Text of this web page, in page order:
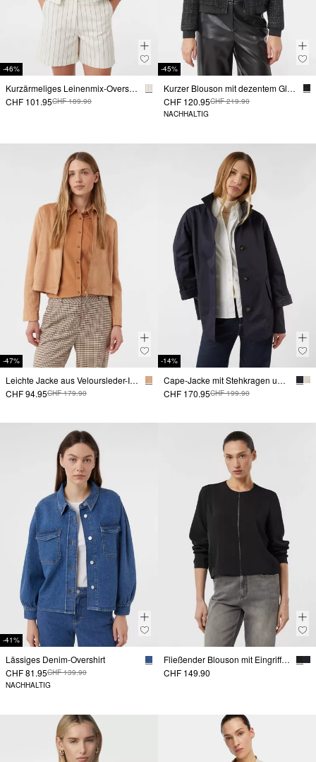
-46%
Kurzärmeliges Leinenmix-Overshirt im Boxy Fit
CHF 101.95CHF 189.90
-45%
Kurzer Blouson mit dezentem Glitzergarn
CHF 120.95CHF 219.90
NACHHALTIG
-47%
Leichte Jacke aus Veloursleder-Imitat mit Reißverschluss
CHF 94.95CHF 179.90
-14%
Cape-Jacke mit Stehkragen und Rippbündchen
CHF 170.95CHF 199.90
-41%
Lässiges Denim-Overshirt
CHF 81.95CHF 139.90
NACHHALTIG
Fließender Blouson mit Eingrifftaschen
CHF 149.90